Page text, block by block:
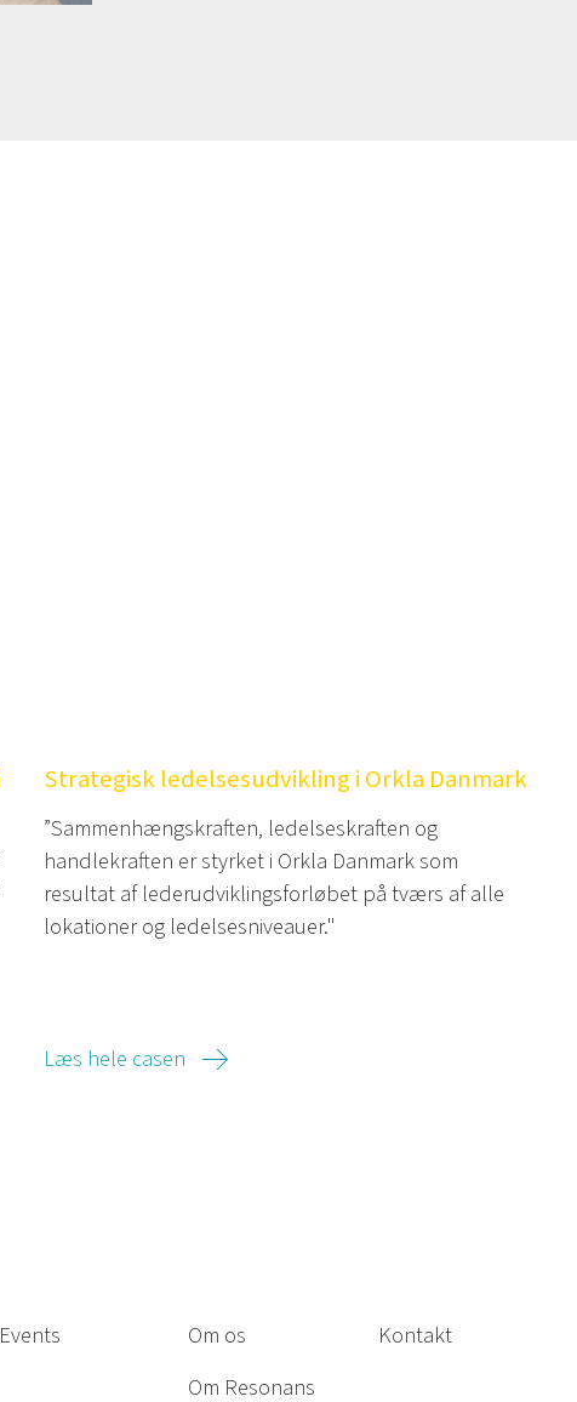
Strategisk ledelsesudvikling i Orkla Danmark
”Sammenhængskraften, ledelseskraften og
handlekraften er styrket i Orkla Danmark som
resultat af lederudviklingsforløbet på tværs af alle
lokationer og ledelsesniveauer."
Læs hele casen
Events
Om os
Om Resonans
Kontakt